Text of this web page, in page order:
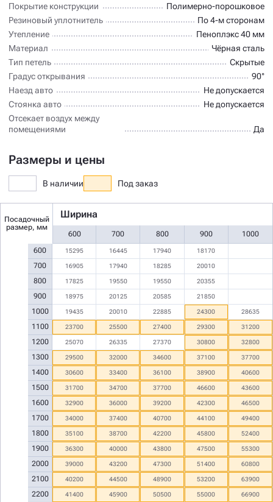
Покрытие конструкции
Полимерно-порошковое
Резиновый уплотнитель
По 4-м сторонам
Утепление
Пеноплэкс 40 мм
Материал
Чёрная сталь
Тип петель
Скрытые
Градус открывания
90°
Наезд авто
Не допускается
Стоянка авто
Не допускается
Отсекает воздух между
помещениями
Да
Размеры и цены
В наличии Под заказ
Посадочный
размер, мм
Ширина
600 700 800 900 1000
600
700
800
900
1000
1100
1200
1300
1400
1500
1600
1700
1800
1900
2000
2100
2200
15295 16445 17940 18170
16905 17940 18285 20010
17825 19550 19550 20355
18975 20125 20585 21850
19435 20010 22885 24300 28635
23700 25500 27400 29300 31200
25070 26335 27370 30800 32800
29500 32000 34600 37100 37700
30600 33400 36100 38900 40600
31700 34700 37700 46600 43600
32900 36000 39200 42300 46500
34000 37400 40700 44100 49400
35100 38700 42200 45800 52400
36300 40000 43800 47500 55300
39000 43200 47300 51400 60800
40200 44500 48900 53200 63900
41400 45900 50500 55000 66900